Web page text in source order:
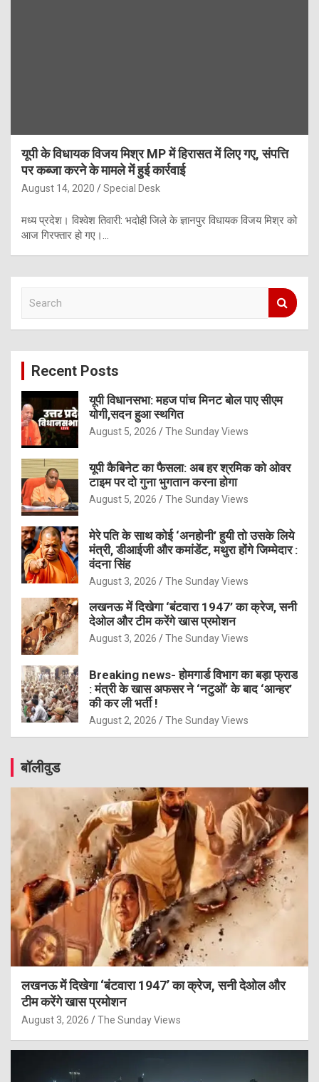
यूपी के विधायक विजय मिश्र MP में हिरासत में लिए गए, संपत्ति
पर कब्जा करने के मामले में हुई कार्रवाई
August 14, 2020 Special Desk
मध्य प्रदेश। विश्वेश तिवारी: भदोही जिले के ज्ञानपुर विधायक विजय मिश्र को
आज गिरफ्तार हो गए।…
c
Recent Posts
यूपी विधानसभा: महज पांच मिनट बोल पाए सीएम
योगी,सदन हुआ स्थगित
August 5, 2026 The Sunday Views
यूपी कैबिनेट का फैसला: अब हर श्रमिक को ओवर
टाइम पर दो गुना भुगतान करना होगा
August 5, 2026 The Sunday Views
मेरे पति के साथ कोई ‘अनहोनी’ हुयी तो उसके लिये
मंत्री, डीआईजी और कमांडेंट, मथुरा होंगे जिम्मेदार :
वंदना सिंह
August 3, 2026 The Sunday Views
लखनऊ में दिखेगा ‘बंटवारा 1947’ का क्रेज, सनी
देओल और टीम करेंगे खास प्रमोशन
August 3, 2026 The Sunday Views
Breaking news- होमगार्ड विभाग का बड़ा फ्राड
: मंत्री के खास अफसर ने ‘नटुओं’ के बाद ‘आन्हर’
की कर ली भर्ती !
August 2, 2026 The Sunday Views
बॉलीवुड
लखनऊ में दिखेगा ‘बंटवारा 1947’ का क्रेज, सनी देओल और
टीम करेंगे खास प्रमोशन
August 3, 2026 The Sunday Views